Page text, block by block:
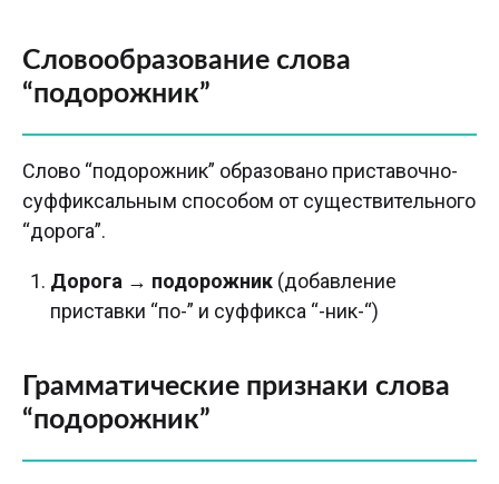
Словообразование слова
“подорожник”
Слово “подорожник” образовано приставочно-
суффиксальным способом от существительного
“дорога”.
Дорога → подорожник (добавление
приставки “по-” и суффикса “-ник-“)
Грамматические признаки слова
“подорожник”